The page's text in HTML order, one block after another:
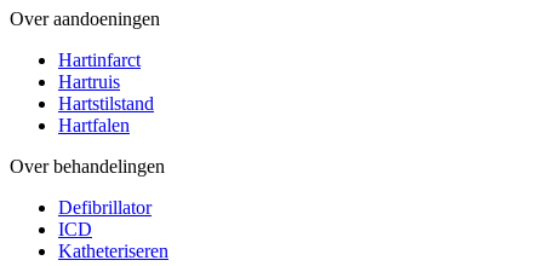
Over aandoeningen
Hartinfarct
Hartruis
Hartstilstand
Hartfalen
Over behandelingen
Defibrillator
ICD
Katheteriseren